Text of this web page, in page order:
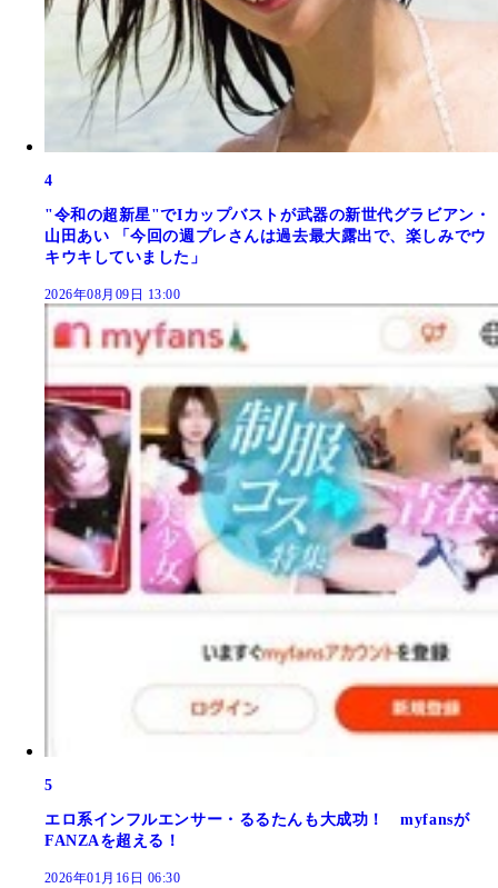
4
"令和の超新星"でIカップバストが武器の新世代グラビアン・
山田あい 「今回の週プレさんは過去最大露出で、楽しみでウ
キウキしていました」
2026年08月09日 13:00
5
エロ系インフルエンサー・るるたんも大成功！ myfansが
FANZAを超える！
2026年01月16日 06:30